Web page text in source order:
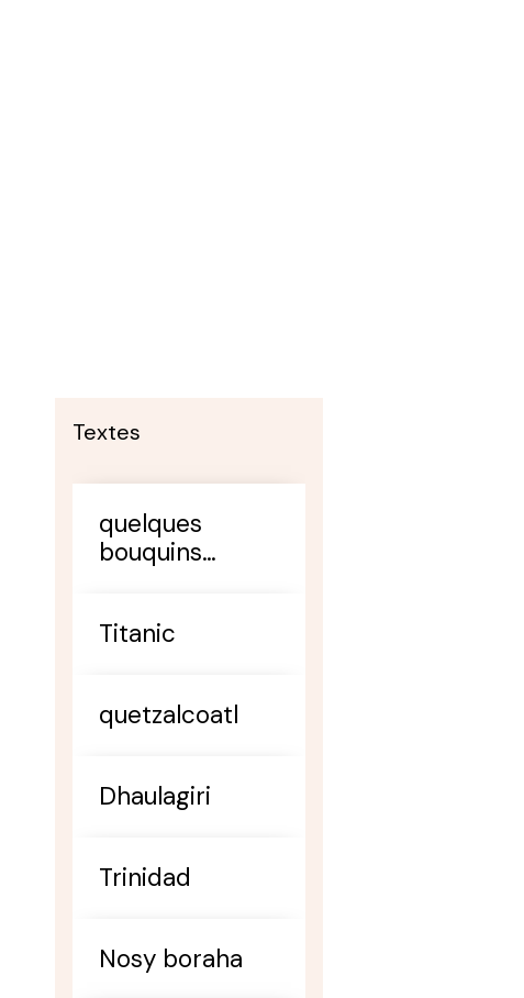
Textes
quelques
bouquins
Titanic
quetzalcoatl
Dhaulagiri
Trinidad
Nosy boraha